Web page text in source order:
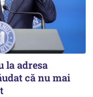
la adresa
că nu mai